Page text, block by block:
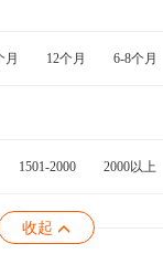
月 12个月 6-8个月
1501-2000 2000以上
收起